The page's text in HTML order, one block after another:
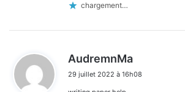
chargement…
AudremnMa
t
29 juillet 2022 à 16h08